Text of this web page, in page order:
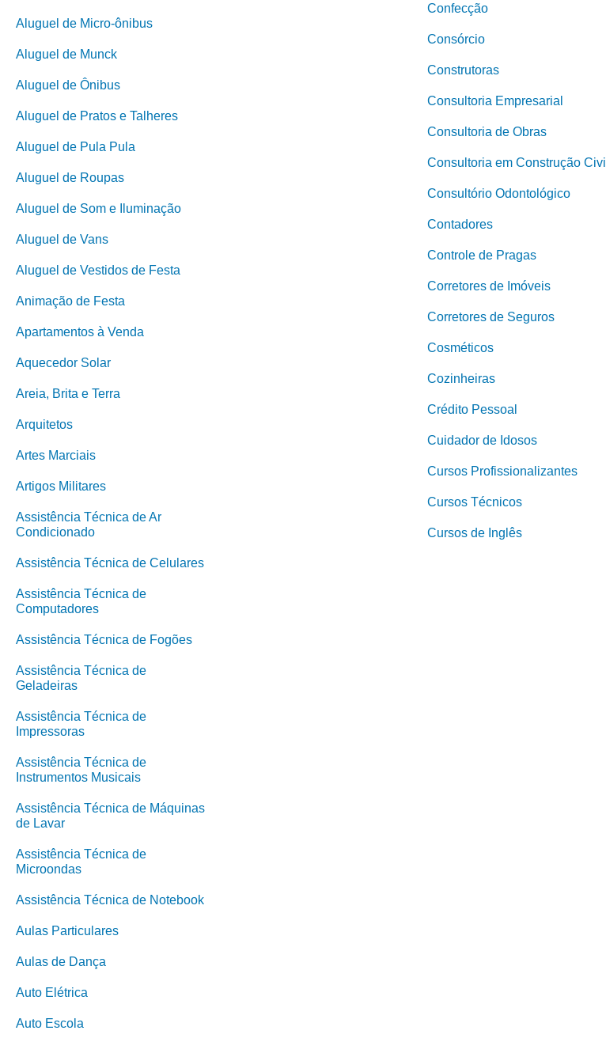
Aluguel de Micro-ônibus
Aluguel de Munck
Aluguel de Ônibus
Aluguel de Pratos e Talheres
Aluguel de Pula Pula
Aluguel de Roupas
Aluguel de Som e Iluminação
Aluguel de Vans
Aluguel de Vestidos de Festa
Animação de Festa
Apartamentos à Venda
Aquecedor Solar
Areia, Brita e Terra
Arquitetos
Artes Marciais
Artigos Militares
Assistência Técnica de Ar
Condicionado
Assistência Técnica de Celulares
Assistência Técnica de
Computadores
Assistência Técnica de Fogões
Assistência Técnica de
Geladeiras
Assistência Técnica de
Impressoras
Assistência Técnica de
Instrumentos Musicais
Assistência Técnica de Máquinas
de Lavar
Assistência Técnica de
Microondas
Assistência Técnica de Notebook
Aulas Particulares
Aulas de Dança
Auto Elétrica
Auto Escola
Confecção
Consórcio
Construtoras
Consultoria Empresarial
Consultoria de Obras
Consultoria em Construção Civil
Consultório Odontológico
Contadores
Controle de Pragas
Corretores de Imóveis
Corretores de Seguros
Cosméticos
Cozinheiras
Crédito Pessoal
Cuidador de Idosos
Cursos Profissionalizantes
Cursos Técnicos
Cursos de Inglês